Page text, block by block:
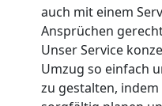
auch mit einem
Ansprüchen
Unser Service
Umzug so einfach
zu gestalten,
Wolfsberg